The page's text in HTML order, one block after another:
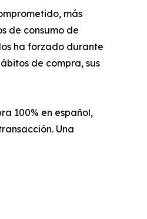
más
de consumo de
ha forzado durante
de compra, sus
100% en español,
Una